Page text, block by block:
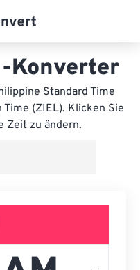
-Konverter
Standard Time
Time (ZIEL). Klicken Sie
Zeit zu ändern.